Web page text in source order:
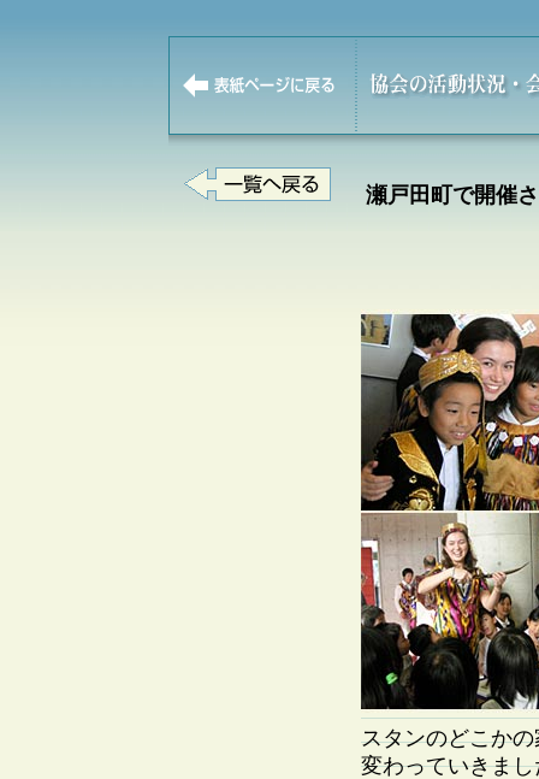
瀬戸田町で開催
スタンのどこか
変わっていきまし